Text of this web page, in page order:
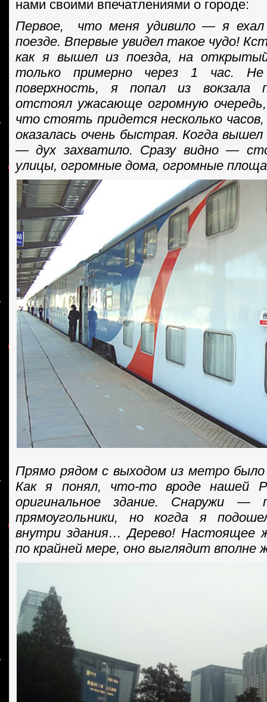
нами своими впечатлениями о городе:
Первое, что меня удивило — я ехал
поезде. Впервые увидел такое чудо!
как я вышел из поезда, на
только примерно через 1 час. Не
поверхность, я попал из
отстоял ужасающе огромную очередь,
что стоять придется несколько
оказалась очень быстрая. Когда
— дух захватило. Сразу видно —
улицы, огромные дома, огромные
Прямо рядом с выходом из метро было
Как я понял, что-то вроде нашей
оригинальное здание. Снаружи —
прямоугольники, но когда я
внутри здания… Дерево! Настоящее
по крайней мере, оно выглядит вполне